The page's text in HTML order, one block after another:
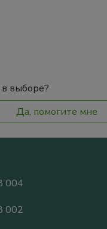
выборе?
Да, помогите мне
004
002